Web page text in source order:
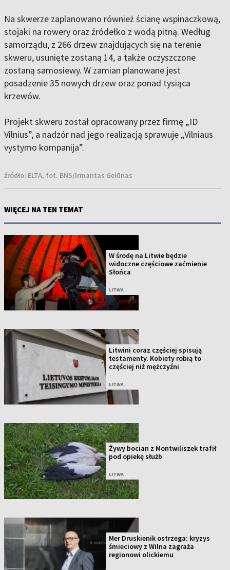
Na skwerze zaplanowano również ścianę wspinaczkową,
stojaki na rowery oraz źródełko z wodą pitną. Według
samorządu, z 266 drzew znajdujących się na terenie
skweru, usunięte zostaną 14, a także oczyszczone
zostaną samosiewy. W zamian planowane jest
posadzenie 35 nowych drzew oraz ponad tysiąca
krzewów.
Projekt skweru został opracowany przez firmę „ID
Vilnius”, a nadzór nad jego realizacją sprawuje „Vilniaus
vystymo kompanija”.
źródło: ELTA, fot. BNS/Irmantas Gelūnas
WIĘCEJ NA TEN TEMAT
W środę na Litwie będzie
widoczne częściowe zaćmienie
Słońca
LITWA
Litwini coraz częściej spisują
testamenty. Kobiety robią to
częściej niż mężczyźni
LITWA
Żywy bocian z Montwiliszek trafił
pod opiekę służb
LITWA
Mer Druskienik ostrzega: kryzys
śmieciowy z Wilna zagraża
regionowi olickiemu